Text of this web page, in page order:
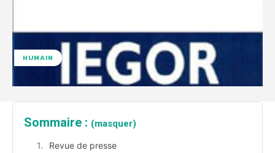
HUMAIN
Sommaire : (masquer)
Revue de presse